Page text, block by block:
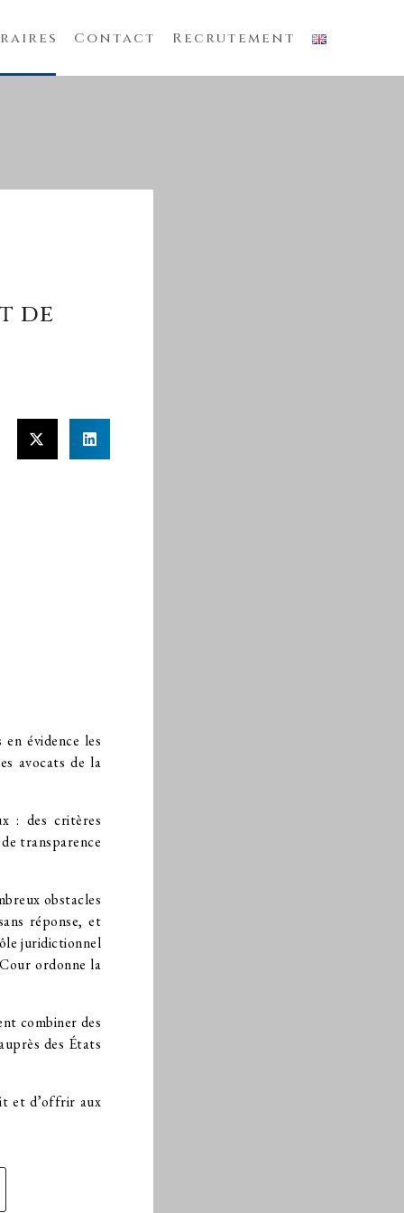
Contact Recrutement
de
évidence les
avocats de la
: des critères
transparence
obstacles
réponse, et
juridictionnel
ordonne la
combiner des
des États
et d’offrir aux